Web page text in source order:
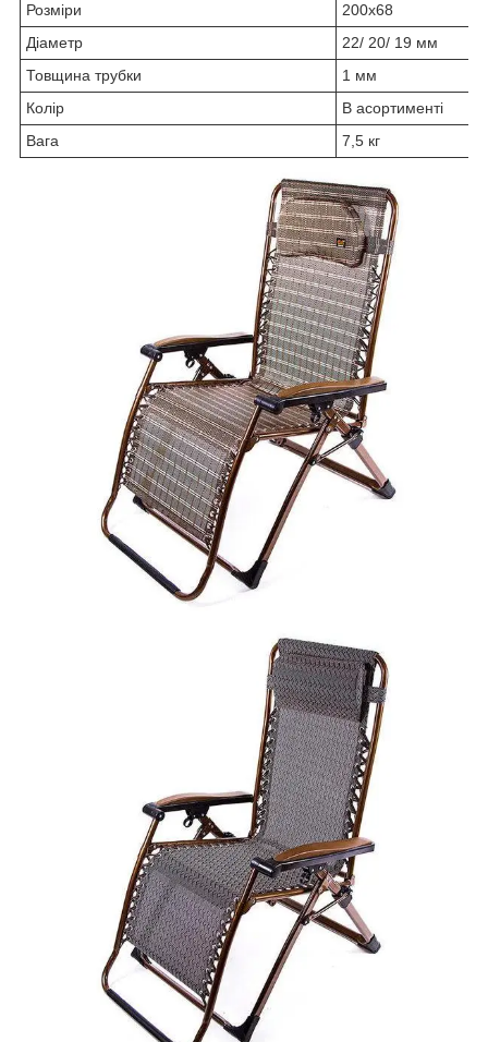
Розміри
200х68
Діаметр
22/ 20/ 19 мм
Товщина трубки
1 мм
Колір
В асортименті
Вага
7,5 кг